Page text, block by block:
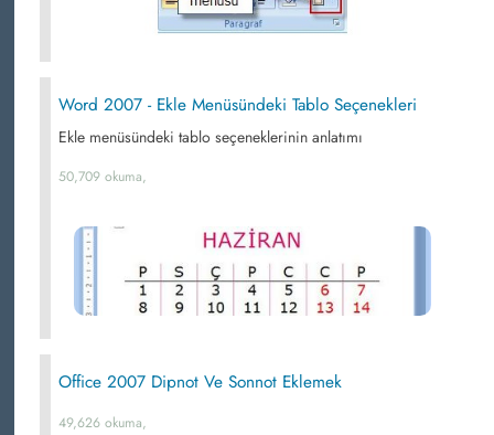
Word 2007 - Ekle Menüsündeki Tablo Seçenekleri
Ekle menüsündeki tablo seçeneklerinin anlatımı
50,709 okuma,
Office 2007 Dipnot Ve Sonnot Eklemek
49,626 okuma,